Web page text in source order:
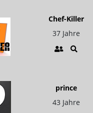
Chef-Killer
37 Jahre
prince
43 Jahre